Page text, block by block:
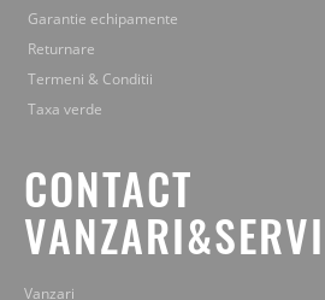
Garantie echipamente
Returnare
Termeni & Conditii
Taxa verde
CONTACT
Vanzari